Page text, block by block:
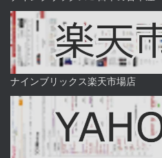
ナインブリックス楽天市場店